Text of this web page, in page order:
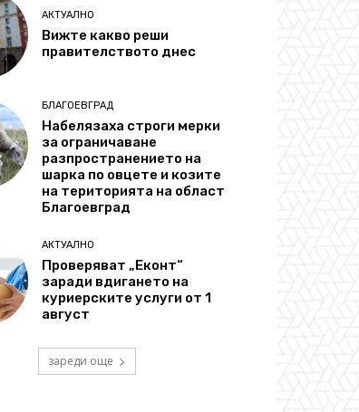
АКТУАЛНО
Вижте какво реши
правителството днес
БЛАГОЕВГРАД
Набелязаха строги мерки
за ограничаване
разпространението на
шарка по овцете и козите
на територията на област
Благоевград
АКТУАЛНО
Проверяват „Еконт“
заради вдигането на
куриерските услуги от 1
август
зареди още